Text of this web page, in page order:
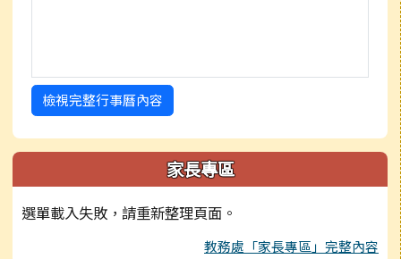
檢視完整行事曆內容
家長專區
選單載入失敗，請重新整理頁面。
教務處「家長專區」完整內容